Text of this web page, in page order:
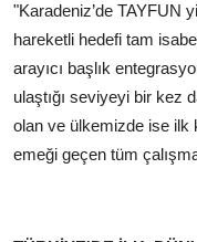
"Karadeniz’de TAYFUN
hareketli hedefi tam
arayıcı başlık
ulaştığı seviyeyi bir kez
olan ve ülkemizde ise ilk
emeği geçen tüm